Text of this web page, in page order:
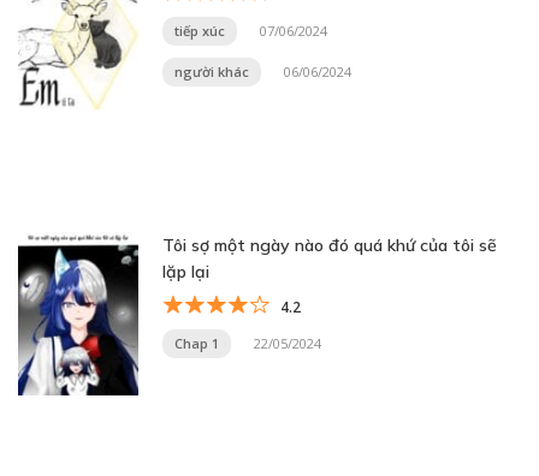
tiếp xúc 07/06/2024
người khác 06/06/2024
Tôi sợ một ngày nào đó quá khứ của tôi sẽ
lặp lại
4.2
Chap 1 22/05/2024